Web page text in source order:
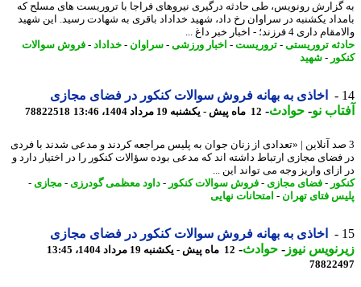
رونویس، طی حادثه درگیری نیروهای فراجا با تروریست های مسلح که
یکشنبه در سراوان رخ داد، شهید خداداد باقری به شهادت رسید. این شهید
4 فرزند؛ - اخبار خبر داغ ...
تروریستی-تروریست-اخبار ورزشی -سراوان - خداداد-فروش سوالات
-شهید
اخاذی به بهانه فروش سوالات کنکور در فضای مجازی
نو- حوادث -12 ماه پیش - یکشنبه 19 مرداد 1404، 13:46 78822518
آنلاین | «تعدادی از زنان جوان به پلیس مراجعه کردند و مدعی شدند با فردی
مجازی ارتباط داشته اند که مدعی بوده سؤالات کنکور را در اختیار دارد و
واریز وجه می تواند این ...
-فضای مجازی- فروش سوالات کنکور-داود معظمی گودرزی- مجازی-
فتای تهران- امتحانات نهایی
اخاذی به بهانه فروش سوالات کنکور در فضای مجازی
نیوز-حوادث -12 ماه پیش - یکشنبه 19 مرداد 1404، 13:45